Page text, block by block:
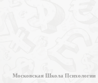
Московская Школа Психологии